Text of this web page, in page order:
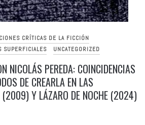
CRÍTICAS DE LA FICCIÓN
SUPERFICIALES UNCATEGORIZED
NICOLÁS PEREDA: COINCIDENCIAS
DE CREARLA EN LAS
(2009) Y LÁZARO DE NOCHE (2024)